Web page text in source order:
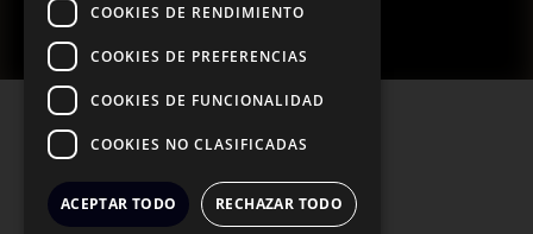
BUILDER
PRIVACY POLICY
COOKIE POLICY
LEGAL NOTICE
COOKIES DE RENDIMIENTO
COOKIES DE PREFERENCIAS
COOKIES DE FUNCIONALIDAD
COOKIES NO CLASIFICADAS
ACEPTAR TODO RECHAZAR TODO